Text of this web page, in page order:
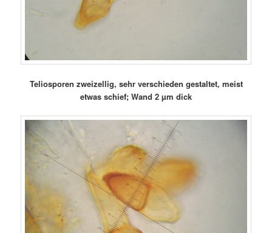
Teliosporen zweizellig, sehr verschieden gestaltet, meist
etwas schief; Wand 2 µm dick